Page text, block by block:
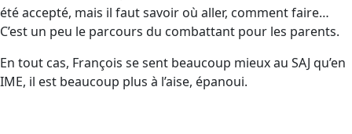
été accepté, mais il faut savoir où aller, comment faire…
C’est un peu le parcours du combattant pour les parents.
En tout cas, François se sent beaucoup mieux au SAJ qu’en
IME, il est beaucoup plus à l’aise, épanoui.